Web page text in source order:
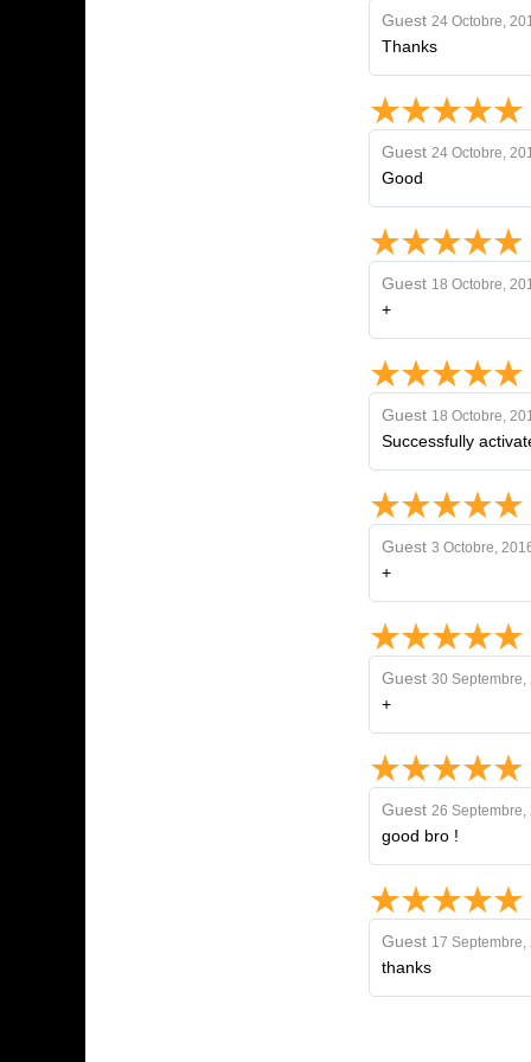
Guest 24 Octobre,
Thanks
Guest 24 Octobre,
Good
Guest 18 Octobre,
+
Guest 18 Octobre,
Successfully
Guest 3 Octobre,
+
Guest 30 Septembre,
+
Guest 26 Septembre,
good bro !
Guest 17 Septembre,
thanks